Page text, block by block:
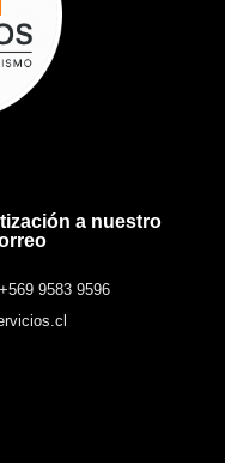
a nuestro
+569 9583 9596